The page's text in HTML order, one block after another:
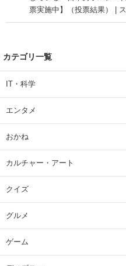
票実施中】（投票結果） |
カテゴリ一覧
IT・科学
エンタメ
おかね
カルチャー・アート
クイズ
グルメ
ゲーム